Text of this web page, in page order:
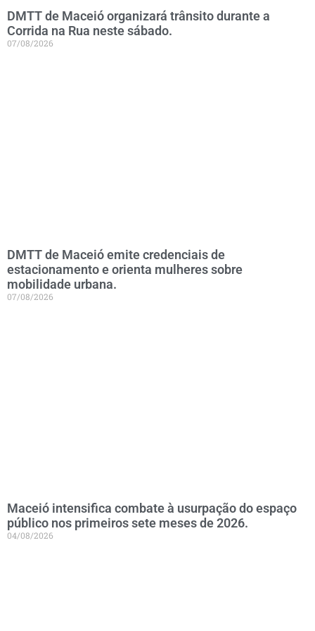
DMTT de Maceió organizará trânsito durante a
Corrida na Rua neste sábado.
07/08/2026
DMTT de Maceió emite credenciais de
estacionamento e orienta mulheres sobre
mobilidade urbana.
07/08/2026
Maceió intensifica combate à usurpação do espaço
público nos primeiros sete meses de 2026.
04/08/2026